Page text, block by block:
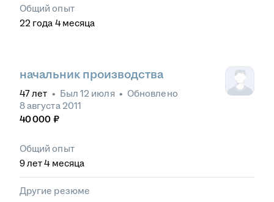
Общий опыт
22 года 4 месяца
начальник производства
47лет • Был 12 июля • Обновлено
8 августа 2011
40 000 ₽
Общий опыт
9лет 4 месяца
Другие резюме